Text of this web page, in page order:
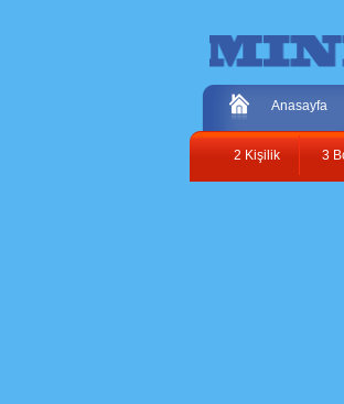
Anasayfa
2 Kişilik 3